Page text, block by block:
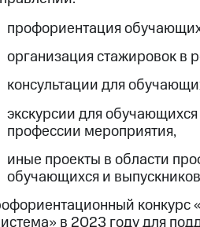
профориентация
организация стажировок в
консультации для
экскурсии для
профессии мероприятия,
иные проекты в области
обучающихся и
конкурс
в 2023 году для